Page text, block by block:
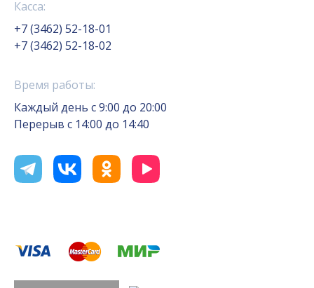
Касса:
+7 (3462) 52-18-01
+7 (3462) 52-18-02
Время работы:
Каждый день с 9:00 до 20:00
Перерыв с 14:00 до 14:40